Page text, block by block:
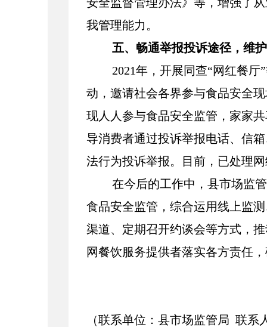
我管理能力。
五、畅通举报投诉途径，维
2021年，开展同查“网红餐厅
动，邀请社会各界参与食品安全
现人人参与食品安全监管，家家
导消费者通过投诉举报电话、信
法行为投诉举报。目前，已处理
在今后的工作中，县市场监
食品安全监管，综合运用线上监
渠道、定期召开约谈会等方式，
网餐饮服务提供者落实各方责任
（联系单位：县市场监管局 联系